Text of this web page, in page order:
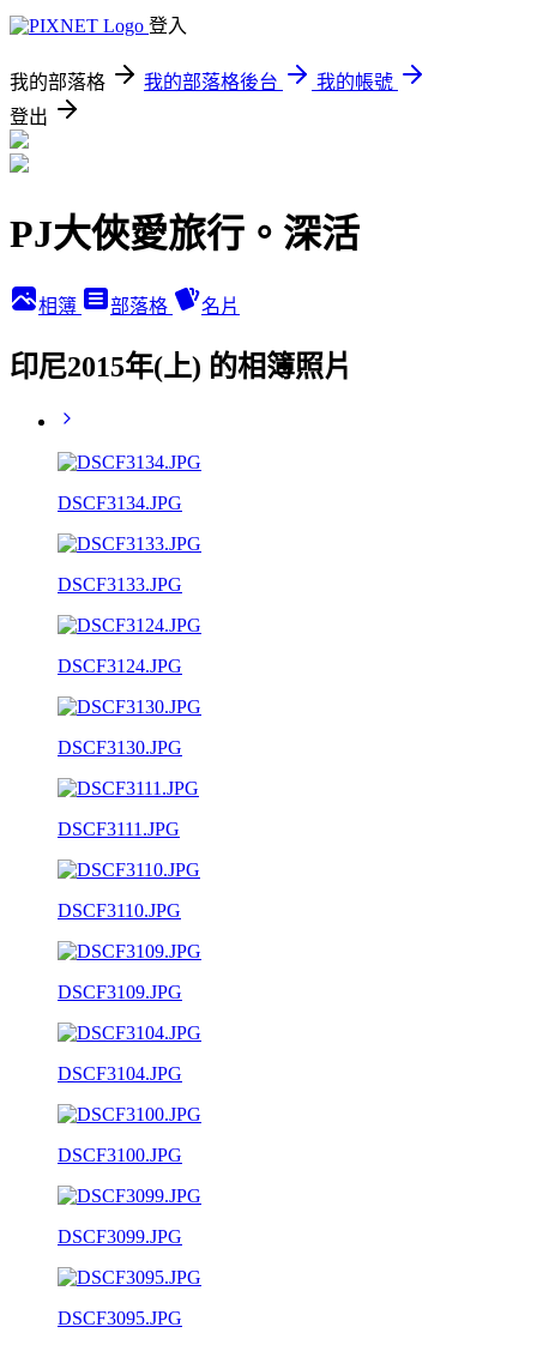
登入
我的部落格 我的部落格後台
我的帳號
登出
PJ大俠愛旅行。深活
相簿 部落格 名片
印尼2015年(上) 的相簿照片
DSCF3134.JPG
DSCF3133.JPG
DSCF3124.JPG
DSCF3130.JPG
DSCF3111.JPG
DSCF3110.JPG
DSCF3109.JPG
DSCF3104.JPG
DSCF3100.JPG
DSCF3099.JPG
DSCF3095.JPG